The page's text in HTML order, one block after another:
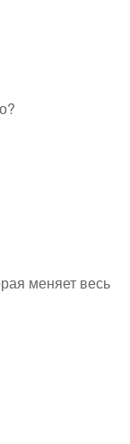
меняет весь